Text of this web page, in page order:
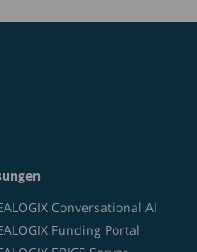
Conversational AI
Funding Portal